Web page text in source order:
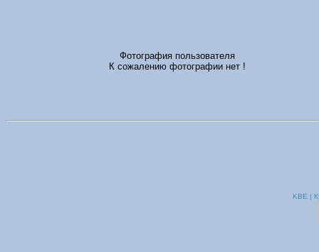
Фотография пользователя
К сожалению фотографии нет !
KBE |